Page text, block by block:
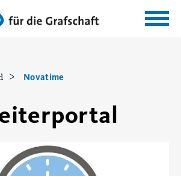
Novatime